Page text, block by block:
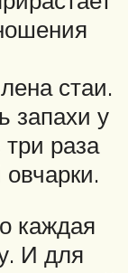
стаи.
запахи у
три раза
каждая
И для